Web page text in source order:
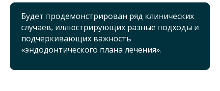
Будет продемонстрирован ряд клинических
случаев, иллюстрирующих разные подходы и
подчеркивающих важность
«эндодонтического плана лечения».